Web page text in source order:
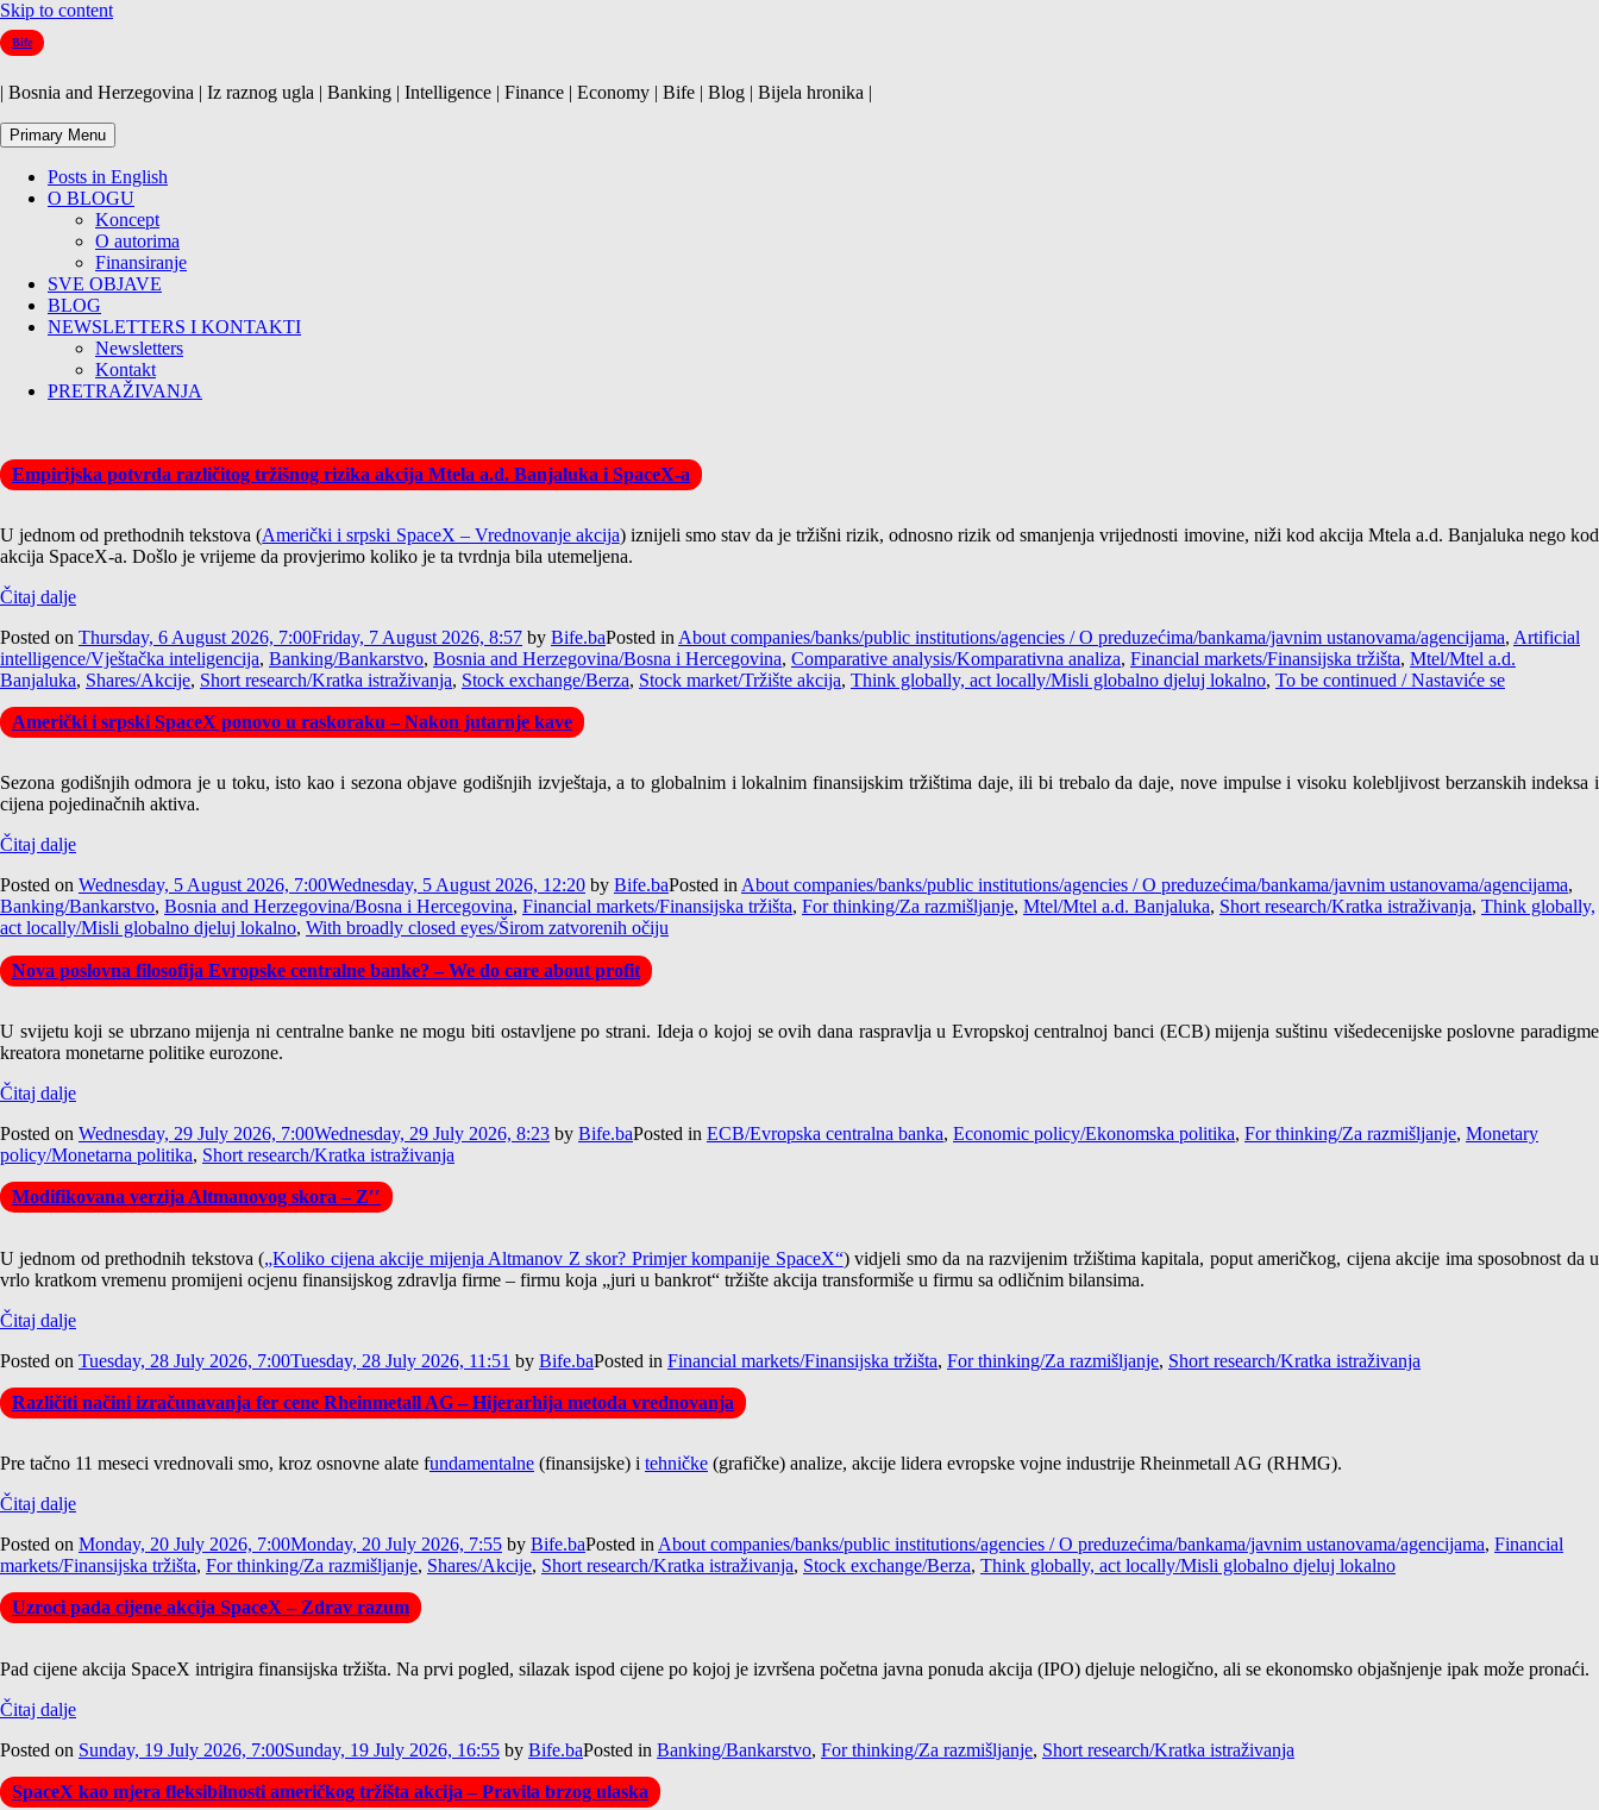
Skip to content
Bife
| Bosnia and Herzegovina | Iz raznog ugla | Banking | Intelligence | Finance | Economy | Bife | Blog | Bijela hronika |
Primary Menu
Posts in English
O BLOGU
Koncept
O autorima
Finansiranje
SVE OBJAVE
BLOG
NEWSLETTERS I KONTAKTI
Newsletters
Kontakt
PRETRAŽIVANJA
Empirijska potvrda različitog tržišnog rizika akcija Mtela a.d. Banjaluka i SpaceX-a
U jednom od prethodnih tekstova (Američki i srpski SpaceX – Vrednovanje akcija) iznijeli smo stav da je tržišni rizik, odnosno rizik od smanjenja vrijednosti imovine, niži kod akcija Mtela a.d. Banjaluka nego kod
akcija SpaceX-a. Došlo je vrijeme da provjerimo koliko je ta tvrdnja bila utemeljena.
Čitaj dalje
Posted on Thursday, 6 August 2026, 7:00Friday, 7 August 2026, 8:57 by Bife.baPosted in About companies/banks/public institutions/agencies / O preduzećima/bankama/javnim ustanovama/agencijama, Artificial
intelligence/Vještačka inteligencija, Banking/Bankarstvo, Bosnia and Herzegovina/Bosna i Hercegovina, Comparative analysis/Komparativna analiza, Financial markets/Finansijska tržišta, Mtel/Mtel a.d.
Banjaluka, Shares/Akcije, Short research/Kratka istraživanja, Stock exchange/Berza, Stock market/Tržište akcija, Think globally, act locally/Misli globalno djeluj lokalno, To be continued / Nastaviće se
Američki i srpski SpaceX ponovo u raskoraku – Nakon jutarnje kave
Sezona godišnjih odmora je u toku, isto kao i sezona objave godišnjih izvještaja, a to globalnim i lokalnim finansijskim tržištima daje, ili bi trebalo da daje, nove impulse i visoku kolebljivost berzanskih indeksa i
cijena pojedinačnih aktiva.
Čitaj dalje
Posted on Wednesday, 5 August 2026, 7:00Wednesday, 5 August 2026, 12:20 by Bife.baPosted inAbout companies/banks/public institutions/agencies / O preduzećima/bankama/javnim ustanovama/agencijama,
Banking/Bankarstvo, Bosnia and Herzegovina/Bosna i Hercegovina, Financial markets/Finansijska tržišta, For thinking/Za razmišljanje, Mtel/Mtel a.d. Banjaluka, Short research/Kratka istraživanja, Think globally,
act locally/Misli globalno djeluj lokalno, With broadly closed eyes/Širom zatvorenih očiju
Nova poslovna filosofija Evropske centralne banke? – We do care about profit
U svijetu koji se ubrzano mijenja ni centralne banke ne mogu biti ostavljene po strani. Ideja o kojoj se ovih dana raspravlja u Evropskoj centralnoj banci (ECB) mijenja suštinu višedecenijske poslovne paradigme
kreatora monetarne politike eurozone.
Čitaj dalje
Posted on Wednesday, 29 July 2026, 7:00Wednesday, 29 July 2026, 8:23 by Bife.baPosted in ECB/Evropska centralna banka, Economic policy/Ekonomska politika, For thinking/Za razmišljanje, Monetary
policy/Monetarna politika, Short research/Kratka istraživanja
Modifikovana verzija Altmanovog skora – Z′′
U jednom od prethodnih tekstova („Koliko cijena akcije mijenja Altmanov Z skor? Primjer kompanije SpaceX“) vidjeli smo da na razvijenim tržištima kapitala, poput američkog, cijena akcije ima sposobnost da u
vrlo kratkom vremenu promijeni ocjenu finansijskog zdravlja firme – firmu koja „juri u bankrot“ tržište akcija transformiše u firmu sa odličnim bilansima.
Čitaj dalje
Posted on Tuesday, 28 July 2026, 7:00Tuesday, 28 July 2026, 11:51 by Bife.baPosted in Financial markets/Finansijska tržišta, For thinking/Za razmišljanje, Short research/Kratka istraživanja
Različiti načini izračunavanja fer cene Rheinmetall AG – Hijerarhija metoda vrednovanja
Pre tačno 11 meseci vrednovali smo, kroz osnovne alate fundamentalne (finansijske) i tehničke (grafičke) analize, akcije lidera evropske vojne industrije Rheinmetall AG (RHMG).
Čitaj dalje
Posted on Monday, 20 July 2026, 7:00Monday, 20 July 2026, 7:55 by Bife.baPosted in About companies/banks/public institutions/agencies / O preduzećima/bankama/javnim ustanovama/agencijama, Financial
markets/Finansijska tržišta, For thinking/Za razmišljanje, Shares/Akcije, Short research/Kratka istraživanja, Stock exchange/Berza, Think globally, act locally/Misli globalno djeluj lokalno
Uzroci pada cijene akcija SpaceX – Zdrav razum
Pad cijene akcija SpaceX intrigira finansijska tržišta. Na prvi pogled, silazak ispod cijene po kojoj je izvršena početna javna ponuda akcija (IPO) djeluje nelogično, ali se ekonomsko objašnjenje ipak može pronaći.
Čitaj dalje
Posted on Sunday, 19 July 2026, 7:00Sunday, 19 July 2026, 16:55 by Bife.baPosted in Banking/Bankarstvo, For thinking/Za razmišljanje, Short research/Kratka istraživanja
SpaceX kao mjera fleksibilnosti američkog tržišta akcija – Pravila brzog ulaska